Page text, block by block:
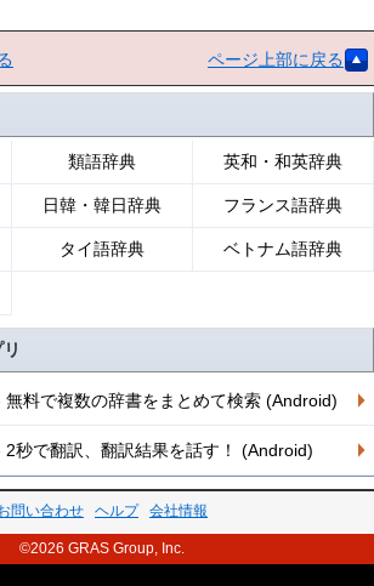
ページ上部に戻る
類語辞典 英和・和英辞典
日韓・韓日辞典 フランス語辞典
タイ語辞典 ベトナム語辞典
料で複数の辞書をまとめて検索 (Android)
秒で翻訳、翻訳結果を話す！ (Android)
問い合わせ ヘルプ 会社情報
©2026 GRAS Group, Inc.